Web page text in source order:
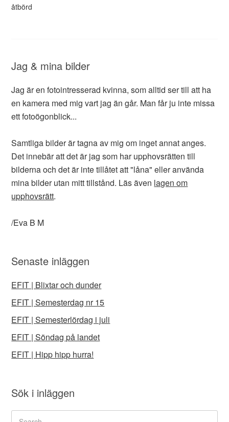
åtbörd
Jag & mina bilder
Jag är en fotointresserad kvinna, som alltid ser till att ha
en kamera med mig vart jag än går. Man får ju inte missa
ett fotoögonblick...
Samtliga bilder är tagna av mig om inget annat anges.
Det innebär att det är jag som har upphovsrätten till
bilderna och det är inte tillåtet att "låna" eller använda
mina bilder utan mitt tillstånd. Läs även lagen om
upphovsrätt.
/Eva B M
Senaste inläggen
EFIT | Blixtar och dunder
EFIT | Semesterdag nr 15
EFIT | Semesterlördag i juli
EFIT | Söndag på landet
EFIT | Hipp hipp hurra!
Sök i inläggen